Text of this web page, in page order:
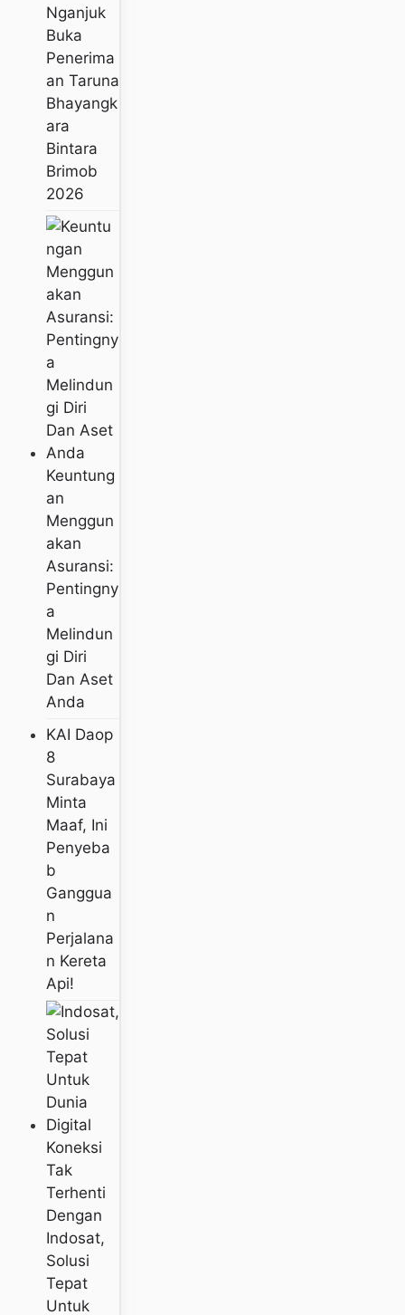
Nganjuk
Buka
Penerima
An Taruna
Bhayangk
Ara
Bintara
Brimob
2026
Keuntung
An
Menggun
Akan
Asuransi:
Pentingny
A
Melindun
Gi Diri
Dan Aset
Anda
KAI Daop
8
Surabaya
Minta
Maaf, Ini
Penyeba
B
Ganggua
N
Perjalana
N Kereta
Api!
Koneksi
Tak
Terhenti
Dengan
Indosat,
Solusi
Tepat
Untuk